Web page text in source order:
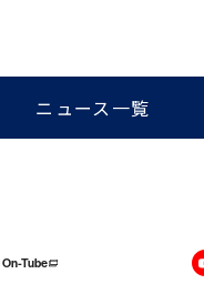
ニュース一覧
On-Tube